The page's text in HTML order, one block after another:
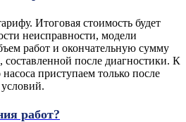
Итоговая стоимость будет
неисправности, модели
работ и окончательную сумму
составленной после диагностики. К
приступаем только после
работ?